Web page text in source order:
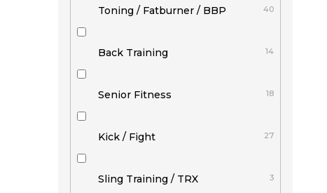
Toning / Fatburner / BBP 40
Back Training 14
Senior Fitness 18
Kick / Fight 27
Sling Training / TRX 3